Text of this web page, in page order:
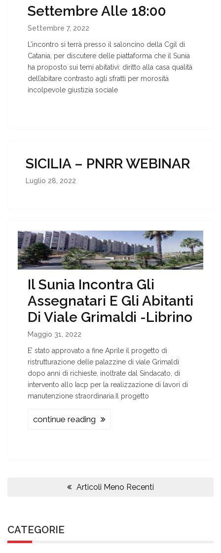
Settembre Alle 18:00
Settembre 7, 2022
L’incontro si terrà presso il saloncino della Cgil di
Catania, per discutere delle piattaforma che il Sunia
ha proposto sui temi abitativi: diritto alla casa qualità
dell’abitare contrasto agli sfratti per morosità
incolpevole giustizia sociale
SICILIA – PNRR WEBINAR
Luglio 28, 2022
Il Sunia Incontra Gli
Assegnatari E Gli Abitanti
Di Viale Grimaldi -Librino
Maggio 31, 2022
E’ stato approvato a fine Aprile il progetto di
ristrutturazione delle palazzine di viale Grimaldi
dopo anni di richieste, inoltrate dal Sindacato, di
intervento allo Iacp per la realizzazione di lavori di
manutenzione straordinaria.Il progetto
continue reading
Articoli Meno Recenti
CATEGORIE